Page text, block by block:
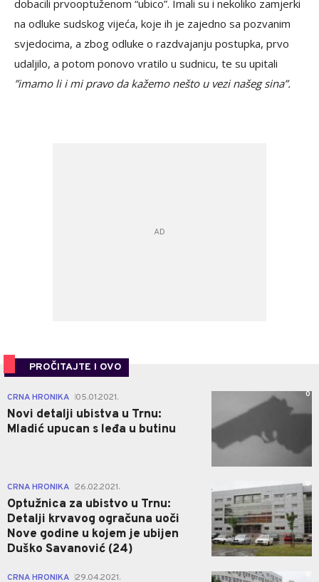
dobacili prvooptuženom “ubico”. Imali su i nekoliko zamjerki
na odluke sudskog vijeća, koje ih je zajedno sa pozvanim
svjedocima, a zbog odluke o razdvajanju postupka, prvo
udaljilo, a potom ponovo vratilo u sudnicu, te su upitali
”imamo li i mi pravo da kažemo nešto u vezi našeg sina”.
PROČITAJTE I OVO
CRNA HRONIKA 05.01.2021.
Novi detalji ubistva u Trnu:
Mladić upucan s leđa u butinu
0
CRNA HRONIKA 26.02.2021.
Optužnica za ubistvo u Trnu:
Detalji krvavog ogračuna uoči
Nove godine u kojem je ubijen
Duško Savanović (24)
0
CRNA HRONIKA 29.04.2021.